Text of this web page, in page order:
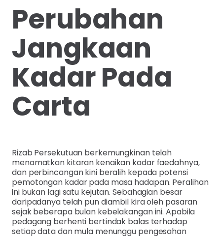
Perubahan
Jangkaan
Kadar Pada
Carta
Rizab Persekutuan berkemungkinan telah
menamatkan kitaran kenaikan kadar faedahnya,
dan perbincangan kini beralih kepada potensi
pemotongan kadar pada masa hadapan. Peralihan
ini bukan lagi satu kejutan. Sebahagian besar
daripadanya telah pun diambil kira oleh pasaran
sejak beberapa bulan kebelakangan ini. Apabila
pedagang berhenti bertindak balas terhadap
setiap data dan mula menunggu pengesahan